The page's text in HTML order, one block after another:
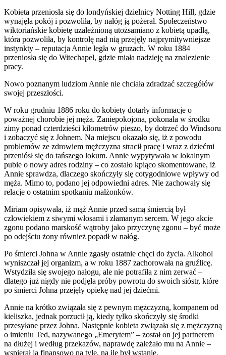
Kobieta przeniosła się do londyńskiej dzielnicy Notting Hill, gdzie
wynajęła pokój i pozwoliła, by nałóg ją pożerał. Społeczeństwo
wiktoriańskie kobietę uzależnioną utożsamiano z kobietą upadłą,
która pozwoliła, by kontrolę nad nią przejęły najprymitywniejsze
instynkty – reputacja Annie legła w gruzach. W roku 1884
przeniosła się do Witechapel, gdzie miała nadzieję na znalezienie
pracy.
Nowo poznanym ludziom Annie nie chciała zdradzać szczegółów
swojej przeszłości.
W roku grudniu 1886 roku do kobiety dotarły informacje o
poważnej chorobie jej męża. Zaniepokojona, pokonała w środku
zimy ponad czterdzieści kilometrów pieszo, by dotrzeć do Windsoru
i zobaczyć się z Johnem. Na miejscu okazało się, iż z powodu
problemów ze zdrowiem mężczyzna stracił pracę i wraz z dziećmi
przeniósł się do tańszego lokum. Annie wypytywała w lokalnym
pubie o nowy adres rodziny – co zostało kpiąco skomentowane, iż
Annie sprawdza, dlaczego skończyły się cotygodniowe wpływy od
męża. Mimo to, podano jej odpowiedni adres. Nie zachowały się
relacje o ostatnim spotkaniu małżonków.
Miriam opisywała, iż mąż Annie przed samą śmiercią był
człowiekiem z siwymi włosami i złamanym sercem. W jego akcie
zgonu podano marskość wątroby jako przyczynę zgonu – być może
po odejściu żony również popadł w nałóg.
Po śmierci Johna w Annie zgasły ostatnie chęci do życia. Alkohol
wyniszczał jej organizm, a w roku 1887 zachorowała na gruźlicę.
Wstydziła się swojego nałogu, ale nie potrafiła z nim zerwać –
dlatego już nigdy nie podjęła próby powrotu do swoich sióstr, które
po śmierci Johna przejęły opiekę nad jej dziećmi.
Annie na krótko związała się z pewnym mężczyzną, kompanem od
kieliszka, jednak porzucił ją, kiedy tylko skończyły się środki
przesyłane przez Johna. Następnie kobieta związała się z mężczyzną
o imieniu Ted, nazywanego „Emerytem” – został on jej partnerem
na dłużej i według przekazów, naprawdę zależało mu na Annie –
wspierał ją finansowo na tyle, na ile był wstanie.